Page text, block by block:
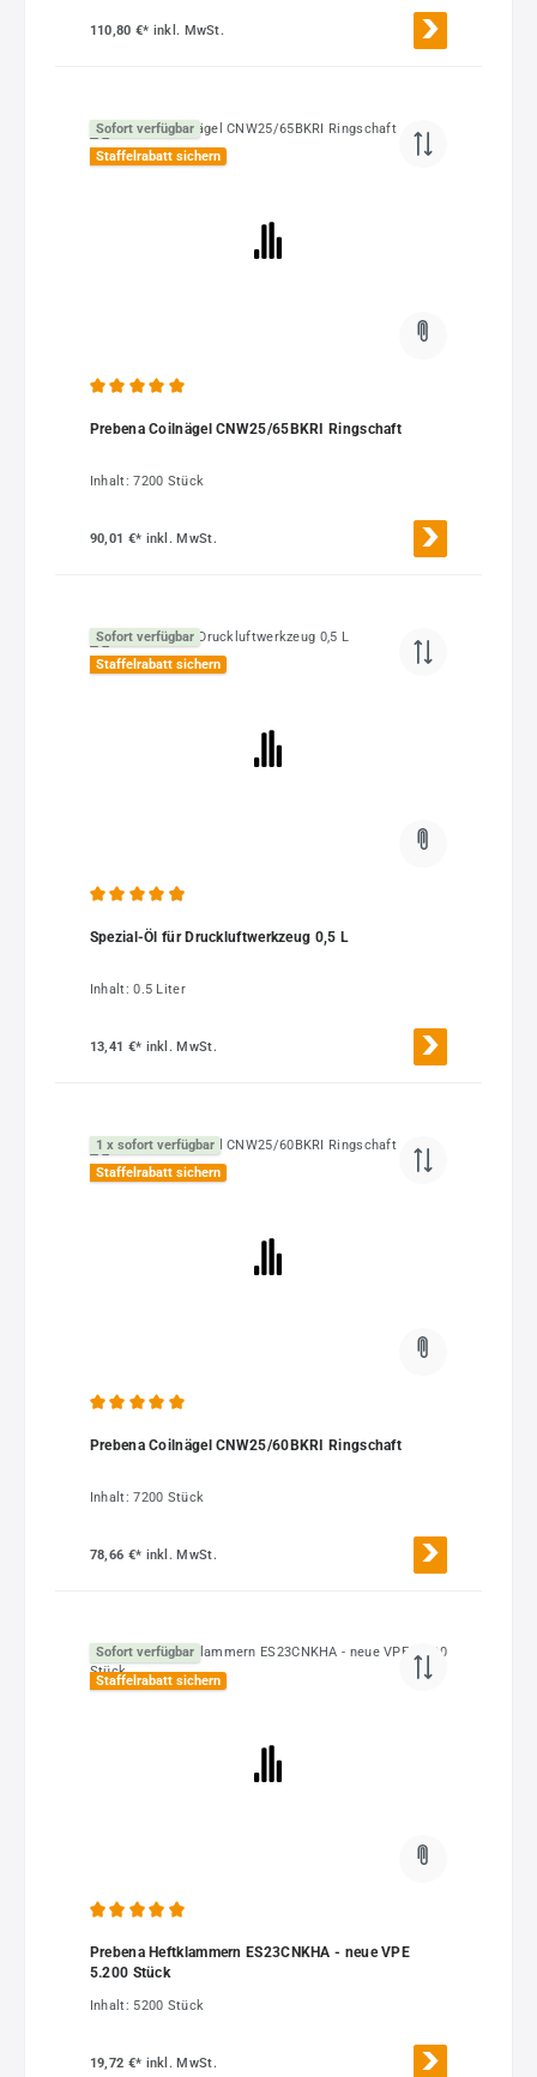
110,80 €* inkl. MwSt.
Sofort verfügbar
Staffelrabatt sichern
Prebena Coilnägel CNW25/65BKRI Ringschaft
Inhalt:7200 Stück
90,01 €* inkl. MwSt.
Sofort verfügbar
Staffelrabatt sichern
Spezial-Öl für Druckluftwerkzeug 0,5 L
Inhalt:0.5 Liter
13,41 €* inkl. MwSt.
1 x sofort verfügbar
Staffelrabatt sichern
Prebena Coilnägel CNW25/60BKRI Ringschaft
Inhalt:7200 Stück
78,66 €* inkl. MwSt.
Sofort verfügbar
Staffelrabatt sichern
Prebena Heftklammern ES23CNKHA - neue VPE
5.200 Stück
Inhalt: 5200 Stück
19,72 €* inkl. MwSt.